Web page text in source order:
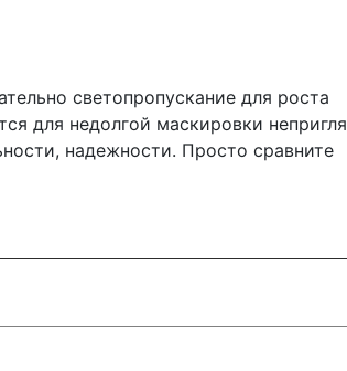
светопропускание для роста
для недолгой маскировки
надежности. Просто сравните